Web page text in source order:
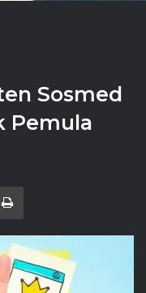
Sosmed
Pemula
Email Print